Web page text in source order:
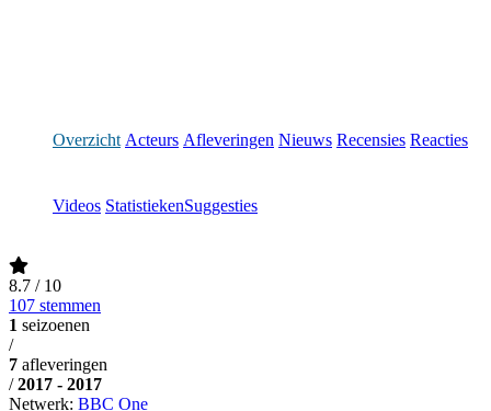
Overzicht Acteurs Afleveringen Nieuws Recensies Reacties
Videos StatistiekenSuggesties
8.7 / 10
107 stemmen
1 seizoenen
/
7 afleveringen
/ 2017 - 2017
Netwerk: BBC One